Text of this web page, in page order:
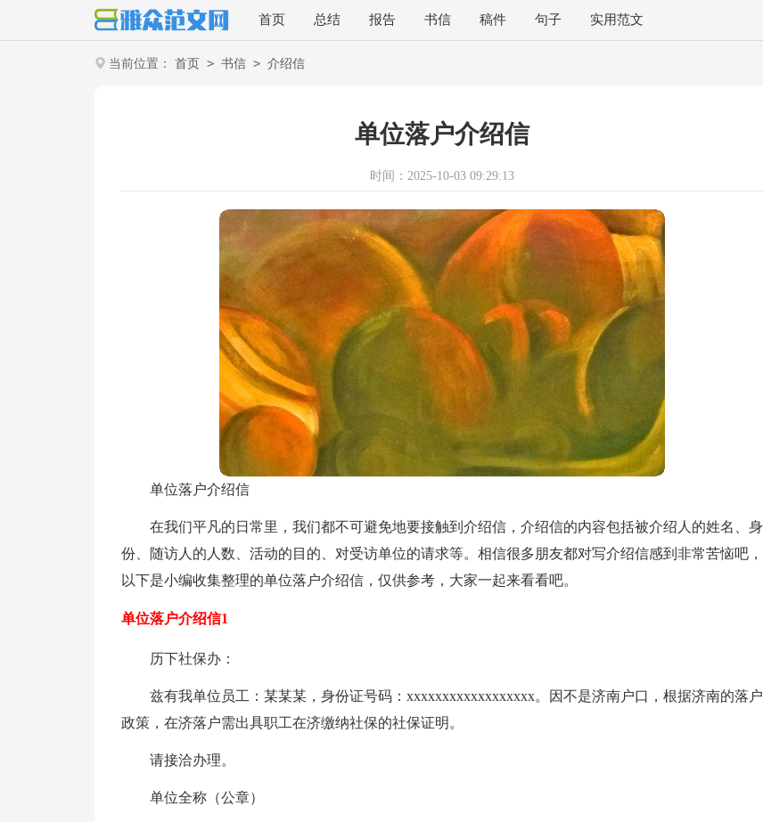
首页 总结 报告 书信 稿件 句子 实用范文
当前位置： 首页 > 书信 > 介绍信
单位落户介绍信
时间：2025-10-03 09:29:13
单位落户介绍信
在我们平凡的日常里，我们都不可避免地要接触到介绍信，介绍信的内容包括被介绍人的姓名、身
份、随访人的人数、活动的目的、对受访单位的请求等。相信很多朋友都对写介绍信感到非常苦恼吧，
以下是小编收集整理的单位落户介绍信，仅供参考，大家一起来看看吧。
单位落户介绍信1
历下社保办：
兹有我单位员工：某某某，身份证号码：xxxxxxxxxxxxxxxxxx。因不是济南户口，根据济南的落户
政策，在济落户需出具职工在济缴纳社保的社保证明。
请接洽办理。
单位全称（公章）